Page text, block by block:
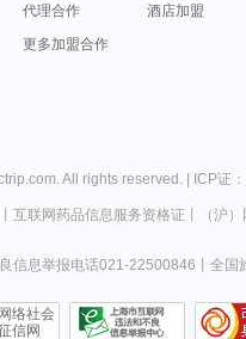
代理合作
酒店加盟
更多加盟合作
. All rights reserved. | ICP证
互联网药品信息服务资格证 （沪
信息举报电话021-22500846 全国
网络社会
信网